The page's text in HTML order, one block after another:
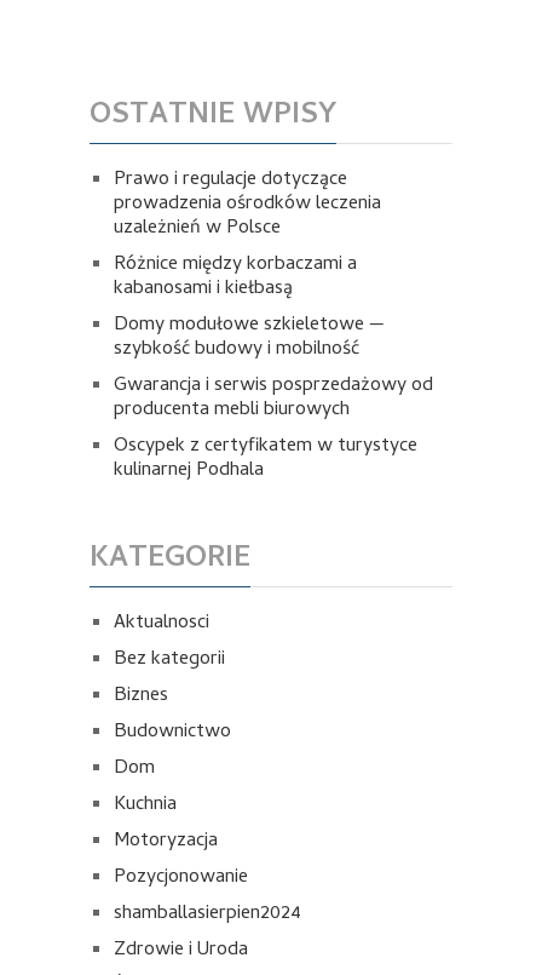
OSTATNIE WPISY
Prawo i regulacje dotyczące
prowadzenia ośrodków leczenia
uzależnień w Polsce
Różnice między korbaczami a
kabanosami i kiełbasą
Domy modułowe szkieletowe —
szybkość budowy i mobilność
Gwarancja i serwis posprzedażowy od
producenta mebli biurowych
Oscypek z certyfikatem w turystyce
kulinarnej Podhala
KATEGORIE
Aktualnosci
Bez kategorii
Biznes
Budownictwo
Dom
Kuchnia
Motoryzacja
Pozycjonowanie
shamballasierpien2024
Zdrowie i Uroda